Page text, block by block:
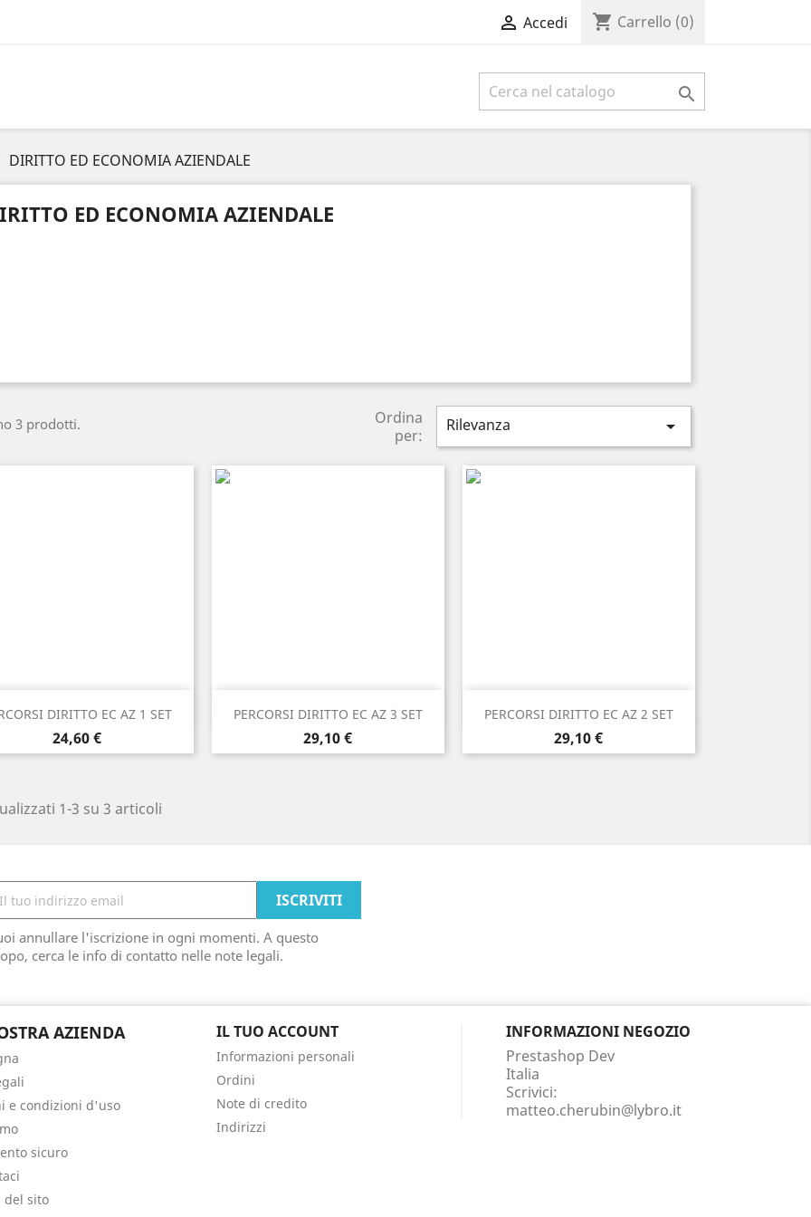
 Accedi shopping_cart Carrello (0)

DIRITTO ED ECONOMIA AZIENDALE
ED ECONOMIA AZIENDALE
3 prodotti.
Ordina
per:
Rilevanza 
DIRITTO EC AZ 1 SET
Prezzo
24,60 €
Anteprima PERCORSI DIRITTO EC AZ 3 SET
Prezzo
29,10 €
Anteprima PERCORSI DIRITTO EC AZ 2 SET
Prezzo
29,10 €
Anteprima
1-3 su 3 articoli
annullare l'iscrizione in ogni momenti. A questo
cerca le info di contatto nelle note legali.
AZIENDA
e condizioni d'uso
sicuro
del sito
IL TUO ACCOUNT
Informazioni personali
Ordini
Note di credito
Indirizzi
INFORMAZIONI NEGOZIO
Prestashop Dev
Italia
Scrivici:
matteo.cherubin@lybro.it